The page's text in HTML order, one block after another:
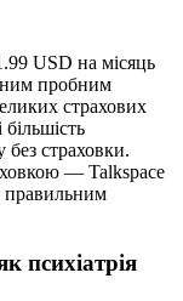
USD на місяць
пробним
страхових
без страховки.
— Talkspace
правильним
психіатрія